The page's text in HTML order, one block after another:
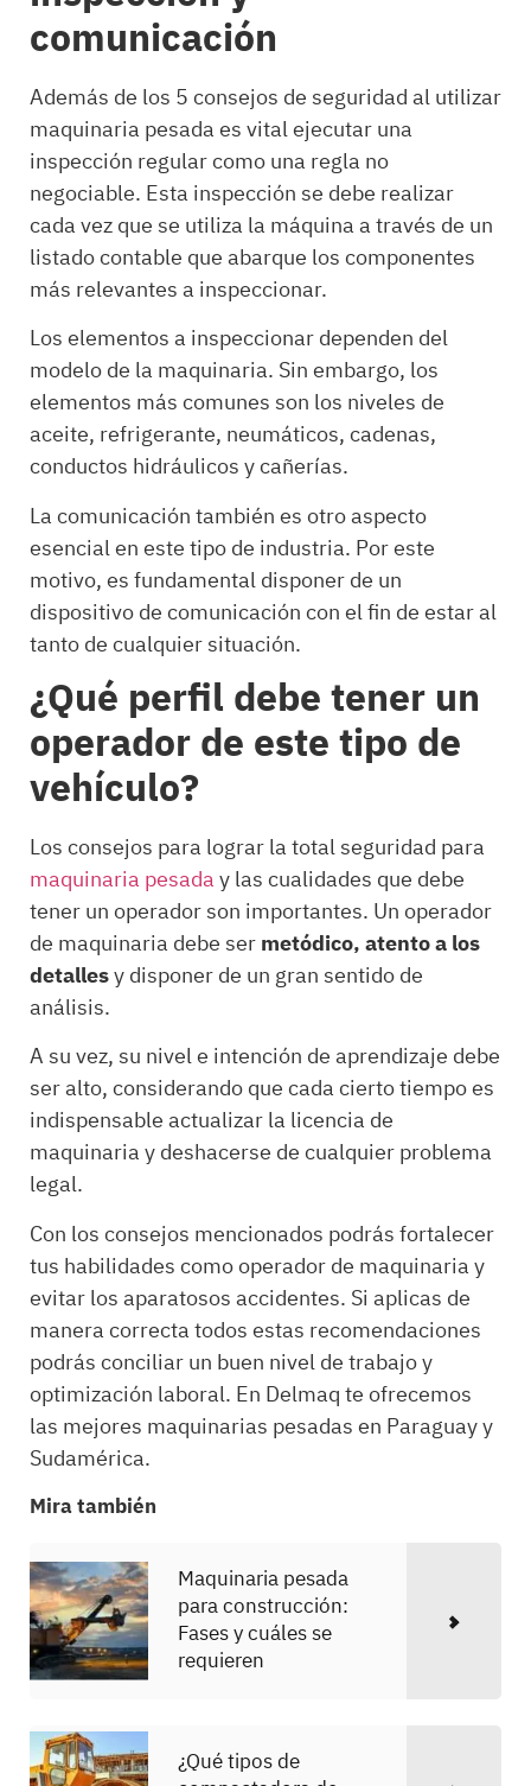
comunicación
Además de los 5 consejos de seguridad al utilizar
maquinaria pesada es vital ejecutar una
inspección regular como una regla no
negociable. Esta inspección se debe realizar
cada vez que se utiliza la máquina a través de un
listado contable que abarque los componentes
más relevantes a inspeccionar.
Los elementos a inspeccionar dependen del
modelo de la maquinaria. Sin embargo, los
elementos más comunes son los niveles de
aceite, refrigerante, neumáticos, cadenas,
conductos hidráulicos y cañerías.
La comunicación también es otro aspecto
esencial en este tipo de industria. Por este
motivo, es fundamental disponer de un
dispositivo de comunicación con el fin de estar al
tanto de cualquier situación.
¿Qué perfil debe tener un
operador de este tipo de
vehículo?
Los consejos para lograr la total seguridad para
maquinaria pesaday las cualidades que debe
tener un operador son importantes. Un operador
de maquinaria debe sermetódico, atento a los
detallesy disponer de un gran sentido de
análisis.
A su vez, su nivel e intención de aprendizaje debe
ser alto, considerando que cada cierto tiempo es
indispensable actualizar la licencia de
maquinaria y deshacerse de cualquier problema
legal.
Con los consejos mencionados podrás fortalecer
tus habilidades como operador de maquinaria y
evitar los aparatosos accidentes. Si aplicas de
manera correcta todos estas recomendaciones
podrás conciliar un buen nivel de trabajo y
optimización laboral. En Delmaq te ofrecemos
las mejores maquinarias pesadas en Paraguay y
Sudamérica.
Mira también
Maquinaria pesada
para construcción:
Fases y cuáles se
requieren
¿Qué tipos de